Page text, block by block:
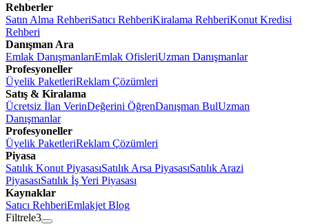
Rehberler
Satın Alma RehberiSatıcı RehberiKiralama RehberiKonut Kredisi
Rehberi
Danışman Ara
Emlak DanışmanlarıEmlak OfisleriUzman Danışmanlar
Profesyoneller
Üyelik PaketleriReklam Çözümleri
Satış & Kiralama
Ücretsiz İlan VerinDeğerini ÖğrenDanışman BulUzman
Danışmanlar
Profesyoneller
Üyelik PaketleriReklam Çözümleri
Piyasa
Satılık Konut PiyasasıSatılık Arsa PiyasasıSatılık Arazi
PiyasasıSatılık İş Yeri Piyasası
Kaynaklar
Satıcı RehberiEmlakjet Blog
Filtrele3